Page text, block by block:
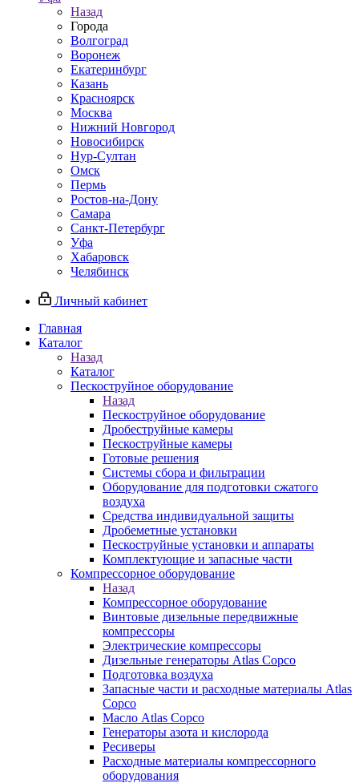
Назад
Города
Волгоград
Воронеж
Екатеринбург
Казань
Красноярск
Москва
Нижний Новгород
Новосибирск
Нур-Султан
Омск
Пермь
Ростов-на-Дону
Самара
Санкт-Петербург
Уфа
Хабаровск
Челябинск
Личный кабинет
Главная
Каталог
Назад
Каталог
Пескоструйное оборудование
Назад
Пескоструйное оборудование
Дробеструйные камеры
Пескоструйные камеры
Готовые решения
Системы сбора и фильтрации
Оборудование для подготовки сжатого
воздуха
Средства индивидуальной защиты
Дробеметные установки
Пескоструйные установки и аппараты
Комплектующие и запасные части
Компрессорное оборудование
Назад
Компрессорное оборудование
Винтовые дизельные передвижные
компрессоры
Электрические компрессоры
Дизельные генераторы Atlas Copco
Подготовка воздуха
Запасные части и расходные материалы Atlas
Copco
Масло Atlas Copco
Генераторы азота и кислорода
Ресиверы
Расходные материалы компрессорного
оборудования